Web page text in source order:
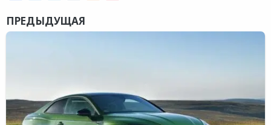
ПРЕДЫДУЩАЯ